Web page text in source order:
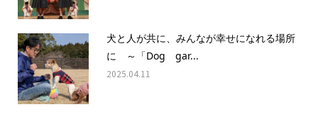
犬と人が共に、みんなが幸せになれる場所
に ～「Dog gar...
2025.04.11